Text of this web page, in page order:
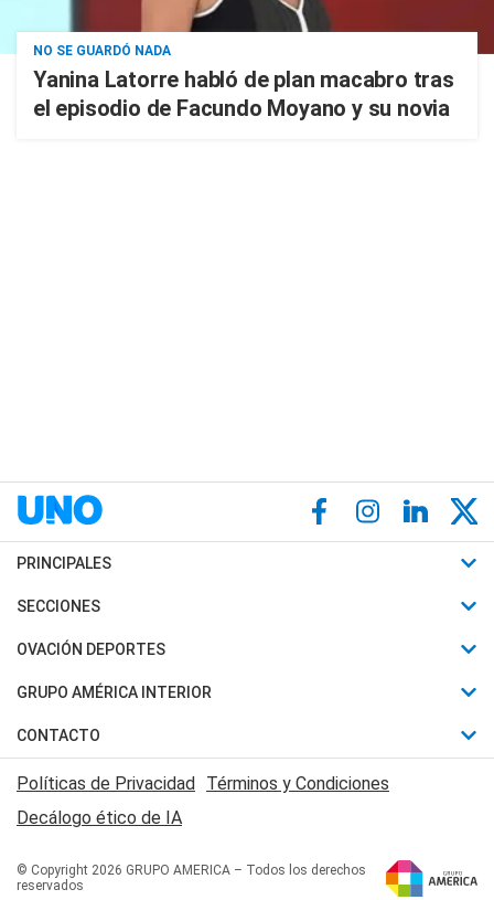
NO SE GUARDÓ NADA
Yanina Latorre habló de plan macabro tras
el episodio de Facundo Moyano y su novia
PRINCIPALES
Últimas Noticias
Política
Judiciales
Economia
SECCIONES
Horóscopo
Motores
Trucos caseros
Series y Películas
Edictos y Solicitadas
OVACIÓN DEPORTES
Fútbol
Mundial
Automovilismo
Rugby
Básquet
GRUPO AMÉRICA INTERIOR
Canal 7 en Vivo
San Juan 8
CONTACTO
Acerca de Nosotros
Contactanos
Políticas de Privacidad Términos y Condiciones
Decálogo ético de IA
© Copyright 2026 GRUPO AMERICA – Todos los derechos
reservados